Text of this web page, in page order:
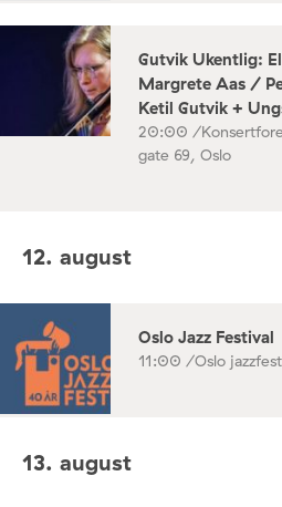
Gutvik Ukentlig:
Margrete Aas /
Ketil Gutvik +
20:00 /
gate 69, Oslo
12. august
Oslo Jazz Festival
11:00 /Oslo
13. august